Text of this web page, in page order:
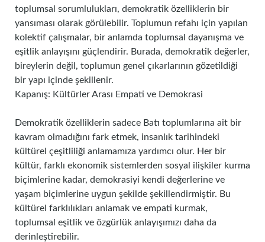
toplumsal sorumlulukları, demokratik özelliklerin bir
yansıması olarak görülebilir. Toplumun refahı için yapılan
kolektif çalışmalar, bir anlamda toplumsal dayanışma ve
eşitlik anlayışını güçlendirir. Burada, demokratik değerler,
bireylerin değil, toplumun genel çıkarlarının gözetildiği
bir yapı içinde şekillenir.
Kapanış: Kültürler Arası Empati ve Demokrasi
Demokratik özelliklerin sadece Batı toplumlarına ait bir
kavram olmadığını fark etmek, insanlık tarihindeki
kültürel çeşitliliği anlamamıza yardımcı olur. Her bir
kültür, farklı ekonomik sistemlerden sosyal ilişkiler kurma
biçimlerine kadar, demokrasiyi kendi değerlerine ve
yaşam biçimlerine uygun şekilde şekillendirmiştir. Bu
kültürel farklılıkları anlamak ve empati kurmak,
toplumsal eşitlik ve özgürlük anlayışımızı daha da
derinleştirebilir.